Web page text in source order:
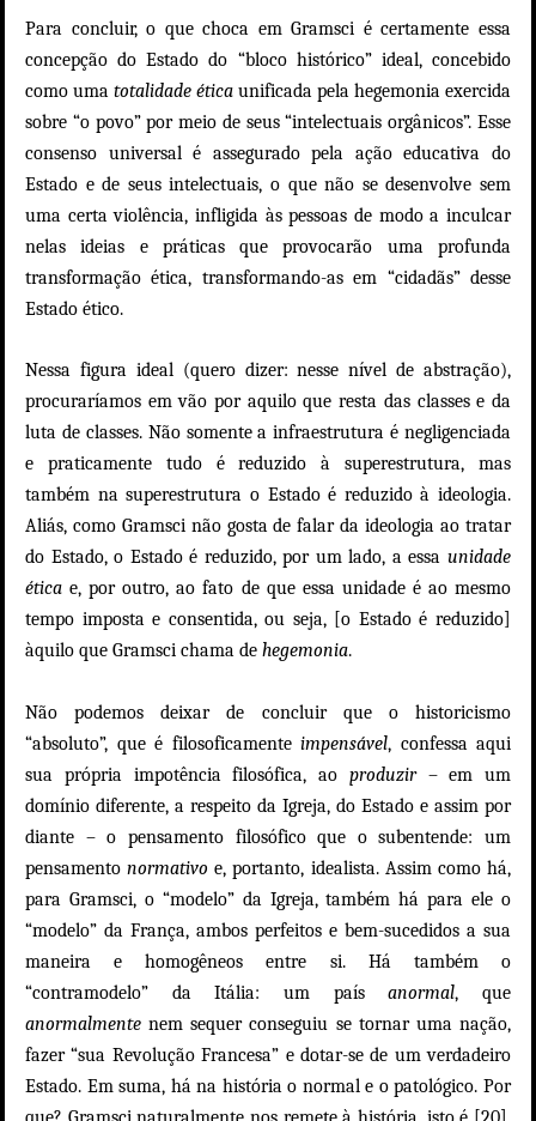
Para concluir, o que choca em Gramsci é certamente essa
concepção do Estado do “bloco histórico” ideal, concebido
como uma totalidade ética unificada pela hegemonia exercida
sobre “o povo” por meio de seus “intelectuais orgânicos”. Esse
consenso universal é assegurado pela ação educativa do
Estado e de seus intelectuais, o que não se desenvolve sem
uma certa violência, infligida às pessoas de modo a inculcar
nelas ideias e práticas que provocarão uma profunda
transformação ética, transformando-as em “cidadãs” desse
Estado ético.
Nessa figura ideal (quero dizer: nesse nível de abstração),
procuraríamos em vão por aquilo que resta das classes e da
luta de classes. Não somente a infraestrutura é negligenciada
e praticamente tudo é reduzido à superestrutura, mas
também na superestrutura o Estado é reduzido à ideologia.
Aliás, como Gramsci não gosta de falar da ideologia ao tratar
do Estado, o Estado é reduzido, por um lado, a essa unidade
éticae, por outro, ao fato de que essa unidade é ao mesmo
tempo imposta e consentida, ou seja, [o Estado é reduzido]
àquilo que Gramsci chama de hegemonia.
Não podemos deixar de concluir que o historicismo
“absoluto”, que é filosoficamente impensável, confessa aqui
sua própria impotência filosófica, ao produzir – em um
domínio diferente, a respeito da Igreja, do Estado e assim por
diante – o pensamento filosófico que o subentende: um
pensamentonormativoe, portanto, idealista. Assim como há,
para Gramsci, o “modelo” da Igreja, também há para ele o
“modelo” da França, ambos perfeitos e bem-sucedidos a sua
maneira e homogêneos entre si. Há também o
“contramodelo” da Itália: um paísanormal, que
anormalmentenem sequer conseguiu se tornar uma nação,
fazer “sua Revolução Francesa” e dotar-se de um verdadeiro
Estado. Em suma, há na história o normal e o patológico. Por